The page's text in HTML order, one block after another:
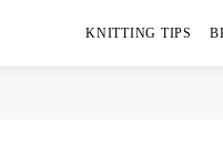
KNITTING TIPS